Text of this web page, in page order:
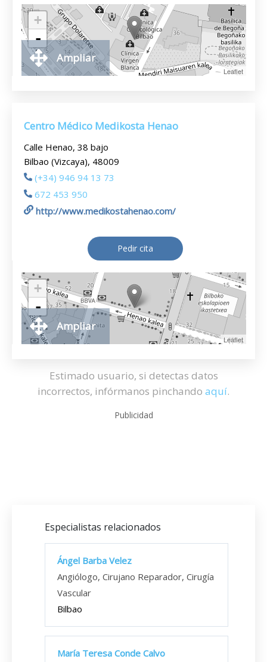
+
-
Leaflet
Ampliar
Centro Médico Medikosta Henao
Calle Henao, 38 bajo
Bilbao (Vizcaya), 48009
(+34) 946 94 13 73
672 453 950
http://www.medikostahenao.com/
Pedir cita
+
-
Leaflet
Ampliar
Estimado usuario, si detectas datos
incorrectos, infórmanos pinchando aquí.
Publicidad
Especialistas relacionados
Ángel Barba Velez
Angiólogo, Cirujano Reparador, Cirugía
Vascular
Bilbao
María Teresa Conde Calvo